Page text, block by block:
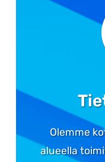
Olemme
alueella